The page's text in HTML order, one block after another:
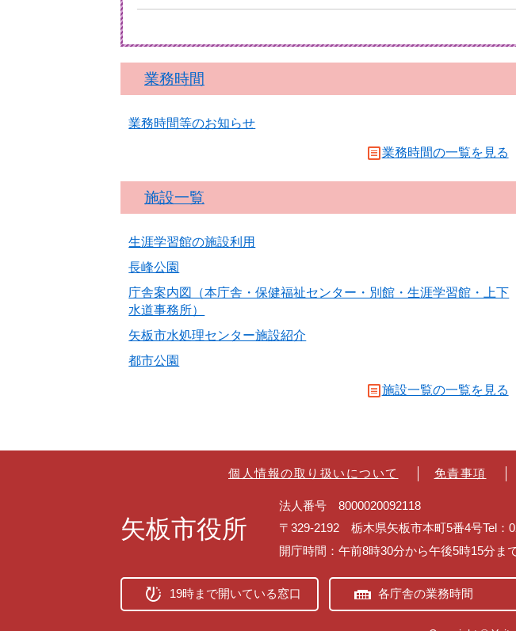
業務時間
業務時間等のお知らせ
業務時間の一覧を見る
施設一覧
生涯学習館の施設利用
長峰公園
庁舎案内図（本庁舎・保健福祉センター・別館・生涯学習館・上下
水道事務所）
矢板市水処理センター施設紹介
都市公園
施設一覧の一覧を見る
個人情報の取り扱いについて 免責事項
矢板市役所
法人番号 8000020092118
〒329-2192 栃木県矢板市本町5番4号Tel：
開庁時間：午前8時30分から午後5時15分ま
19時まで開いている窓口 各庁舎の業務時間